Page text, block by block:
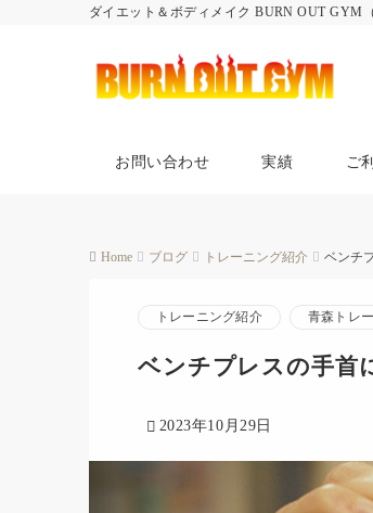
ダイエット＆ボディメイク BURN OUT GYM
お問い合わせ 実績 ご
Home ブログ トレーニング紹介 ベンチ
トレーニング紹介 青森トレ
ベンチプレスの手首
2023年10月29日